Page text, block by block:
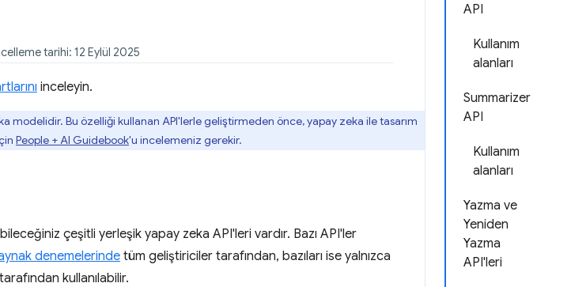
API
Kullanım
alanları
Summarizer
API
Kullanım
alanları
Yazma ve
Yeniden
Yazma
API'leri
tarihi: 12 Eylül 2025
inceleyin.
modelidir. Bu özelliği kullanan API'lerle geliştirmeden önce, yapay zeka ile tasarım
People + AI Guidebook'u incelemeniz gerekir.
çeşitli yerleşik yapay zeka API'leri vardır. Bazı API'ler
denemelerinde tüm geliştiriciler tarafından, bazıları ise yalnızca
kullanılabilir.